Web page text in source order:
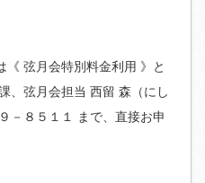
弦月会特別料金利用 》と
、弦月会担当 西留 森（にし
－８５１１ まで、直接お申